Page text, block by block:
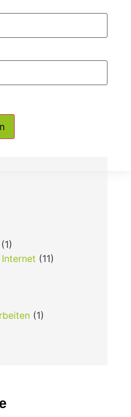
(1)
(11)
(1)